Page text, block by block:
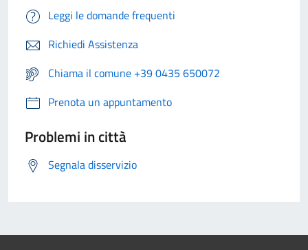
Leggi le domande frequenti
Richiedi Assistenza
Chiama il comune +39 0435 650072
Prenota un appuntamento
Problemi in città
Segnala disservizio